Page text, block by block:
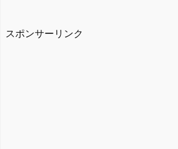
スポンサーリンク